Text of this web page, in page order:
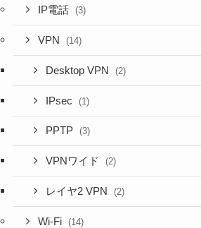
IP電話 (3)
VPN (14)
Desktop VPN (2)
IPsec (1)
PPTP (3)
VPNワイド (2)
レイヤ2 VPN (2)
Wi-Fi (14)